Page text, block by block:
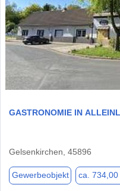
GASTRONOMIE IN
Gelsenkirchen, 45896
Gewerbeobjekt ca. 734,00